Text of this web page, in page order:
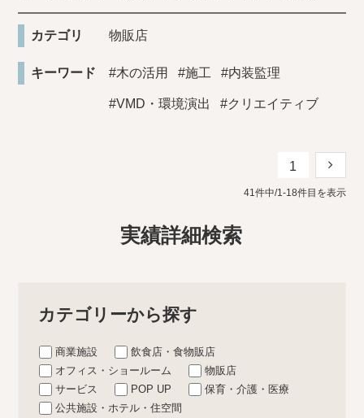
カテゴリ 物販店
キーワード #木の活用 #施工 #内装監理
#VMD・環境演出 #クリエイティブ
1
41件中/1-18件目を表示
実績詳細検索
カテゴリーから探す
商業施設
飲食店・食物販店
オフィス・ショールーム
物販店
サービス
POP UP
保育・介護・医療
公共施設・ホテル・住空間